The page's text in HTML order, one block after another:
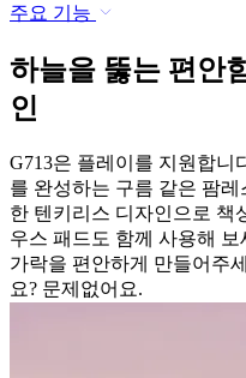
주요 기능
하늘을 뚫는 편안
인
G713은 플레이를 지원합니
를 완성하는 구름 같은 팜
한 텐키리스 디자인으로 책
우스 패드도 함께 사용해
가락을 편안하게 만들어주
요? 문제없어요.